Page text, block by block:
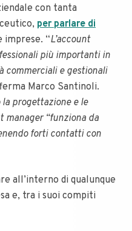
con tanta
per parlare di
imprese. “L’account
più importanti in
commerciali e gestionali
Marco Santinoli.
progettazione e le
manager “funziona da
forti contatti con
all’interno di qualunque
e, tra i suoi compiti